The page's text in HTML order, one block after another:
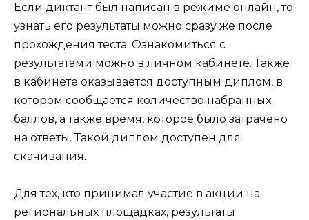
Если диктант был написан в режиме онлайн, то
узнать его результаты можно сразу же после
прохождения теста. Ознакомиться с
результатами можно в личном кабинете. Также
в кабинете оказывается доступным диплом, в
котором сообщается количество набранных
баллов, а также время, которое было затрачено
на ответы. Такой диплом доступен для
скачивания.
Для тех, кто принимал участие в акции на
региональных площадках, результаты